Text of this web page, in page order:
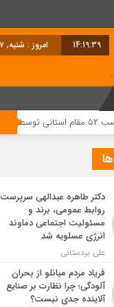
14:19:40 امروز : شنبه, ۱۷ مرداد , ۱۴۰۵
دکتر طاهره عبدالهی سرپرست
روابط عمومی، برند و
مسئولیت اجتماعی دماوند
انرژی عسلویه شد
علی بردستانی
فریاد مردم میانلو از بحران
آلودگی؛ چرا نظارت بر صنایع
آلاینده جدی نیست؟